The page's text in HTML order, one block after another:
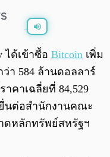
ได้เข้าซื้อ Bitcoin เพิ่ม
ว่า 584 ล้านดอลลาร์
คาเฉลี่ยที่ 84,529
นต่อสำนักงานคณะ
ดหลักทรัพย์สหรัฐฯ